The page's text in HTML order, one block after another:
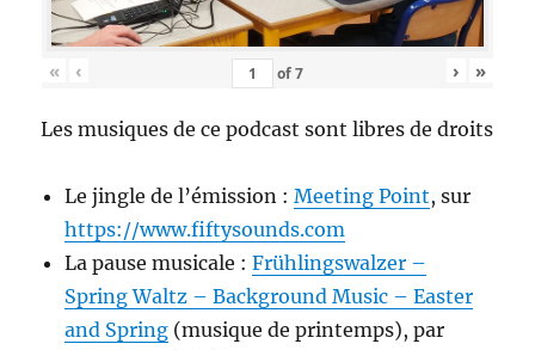
« ‹ of7 › »
Les musiques de ce podcast sont libres de droits
Le jingle de l’émission :Meeting Point, sur
https://www.fiftysounds.com
La pause musicale :Frühlingswalzer –
Spring Waltz – Background Music – Easter
and Spring (musique de printemps), par